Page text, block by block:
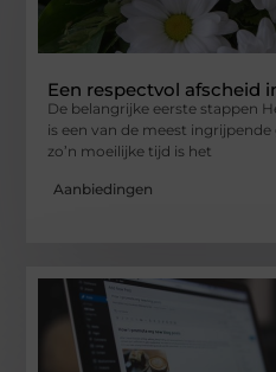
Een respectvol afscheid
De belangrijke eerste stappen
is een van de meest
zo’n moeilijke tijd is het
Aanbiedingen